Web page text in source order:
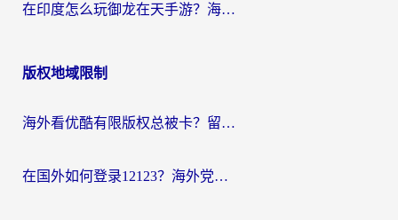
在印度怎么玩御龙在天手游？海外党畅玩国服的终极生存指南
版权地域限制
海外看优酷有限版权总被卡？留学生亲测有效的回国加速器选择指南
在国外如何登录12123？海外党必备的回国加速实用指南